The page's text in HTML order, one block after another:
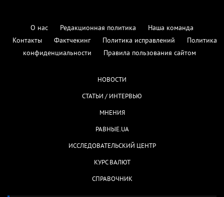
О нас Редакционная политика
Наша команда
Контакты
Фактчекинг Политика исправлений
Политика
конфиденциальности
Правила пользования сайтом
НОВОСТИ
СТАТЬИ / ИНТЕРВЬЮ
МНЕНИЯ
РАВНЫЕ.UA
ИССЛЕДОВАТЕЛЬСКИЙ ЦЕНТР
КУРС ВАЛЮТ
СПРАВОЧНИК